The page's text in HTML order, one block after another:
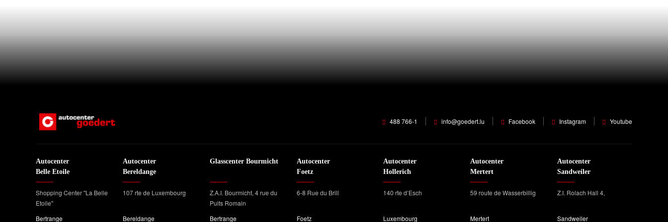
488 766-1 info@goedert.lu Facebook Instagram Youtube
Autocenter
Belle Etoile
Shopping Center "La Belle
Etoile"
Bertrange
Autocenter
Bereldange
107 rte de Luxembourg
Bereldange
Glasscenter Bourmicht
Z.A.I. Bourmicht, 4 rue du
Puits Romain
Bertrange
Autocenter
Foetz
6-8 Rue du Brill
Foetz
Autocenter
Hollerich
140 rte d’Esch
Luxembourg
Autocenter
Mertert
59 route de Wasserbillig
Mertert
Autocenter
Sandweiler
Z.I. Rolach Hall 4,
Sandweiler